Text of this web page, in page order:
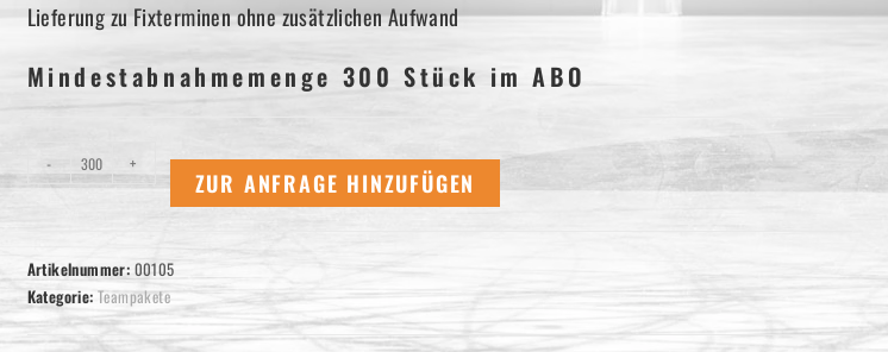
Lieferung zu Fixterminen ohne zusätzlichen Aufwand
Mindestabnahmemenge 300 Stück im ABO
Eishockeypuck
Vereine
Menge
- +
ZUR ANFRAGE HINZUFÜGEN
Artikelnummer: 00105
Kategorie:Teampakete